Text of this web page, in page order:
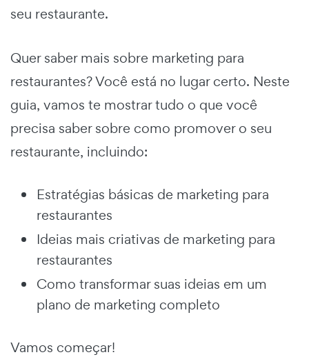
seu restaurante.
Quer saber mais sobre marketing para
restaurantes? Você está no lugar certo. Neste
guia, vamos te mostrar tudo o que você
precisa saber sobre como promover o seu
restaurante, incluindo:
Estratégias básicas de marketing para
restaurantes
Ideias mais criativas de marketing para
restaurantes
Como transformar suas ideias em um
plano de marketing completo
Vamos começar!